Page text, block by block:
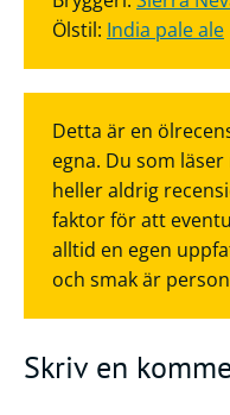
Ölstil: India pale ale
Detta är en
egna. Du som
heller aldrig
faktor för att
alltid en egen
och smak är
Skriv en